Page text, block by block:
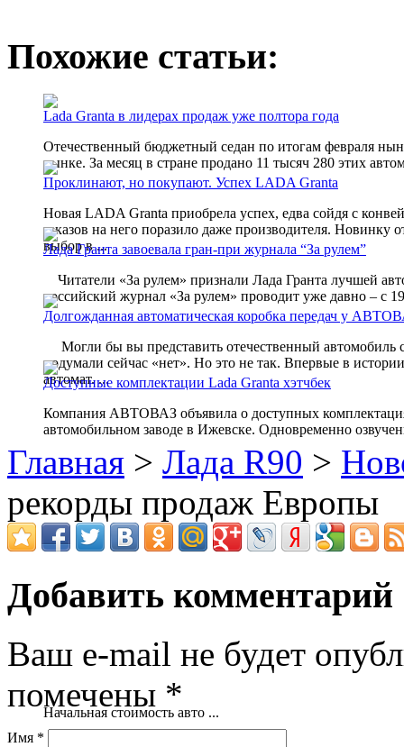
Похожие статьи:
Lada Granta в лидерах продаж уже полтора года
Отечественный бюджетный седан по итогам февраля
рынке. За месяц в стране продано 11 тысяч 280 этих
Проклинают, но покупают. Успех LADA Granta
Новая LADA Granta приобрела успех, едва сойдя с
заказов на него поразило даже производителя.
выбор в ...
Лада Гранта завоевала гран-при журнала “За рулем”
Читатели «За рулем» признали Лада Гранта лучшей
российский журнал «За рулем» проводит уже давно – с
Долгожданная автоматическая коробка передач у
Могли бы вы представить отечественный автомобиль
подумали сейчас «нет». Но это не так. Впервые в
автомат. ...
Доступные комплектации Lada Granta хэтчбек
Компания АВТОВАЗ объявила о доступных
автомобильном заводе в Ижевске. Одновременно
Начальная стоимость авто ...
Главная > Лада R90 >
рекорды продаж Европы
Добавить комментарий
Ваш e-mail не будет
помечены *
Имя *